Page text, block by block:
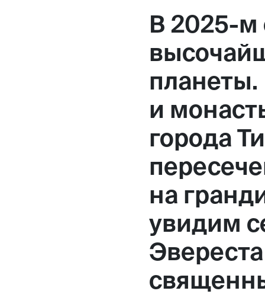
Отзывы FAQ
+7 925 836 16 98
info@powerofterritory.ru
Большая
вход 10, 3 этаж, КП «Дизайн
В 2025-
и
города
на
увидим